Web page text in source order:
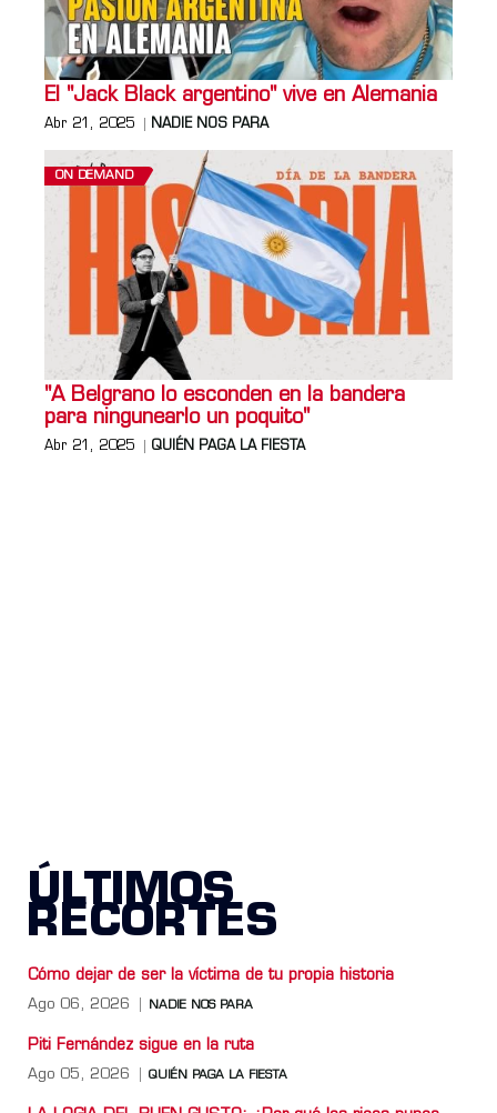
El "Jack Black argentino" vive en Alemania
Abr 21, 2025 NADIE NOS PARA
ON DEMAND
"A Belgrano lo esconden en la bandera
para ningunearlo un poquito"
Abr 21, 2025 QUIÉN PAGA LA FIESTA
ÚLTIMOS
RECORTES
Cómo dejar de ser la víctima de tu propia historia
Ago 06, 2026 NADIE NOS PARA
Piti Fernández sigue en la ruta
Ago 05, 2026 QUIÉN PAGA LA FIESTA